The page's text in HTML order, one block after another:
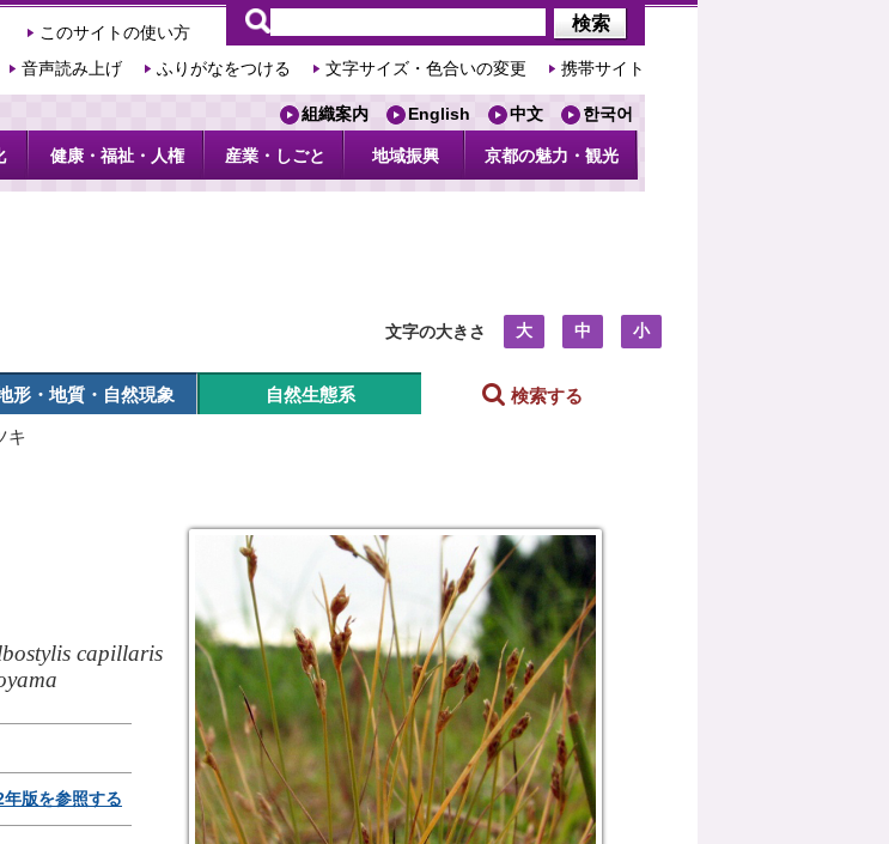
このサイトの使い方
音声読み上げ
ふりがなをつける 文字サイズ・色合いの変更 携帯サイト
組織案内 English 中文 한국어
健康・福祉・人権 産業・しごと 地域振興 京都の魅力・観光
文字の大きさ 大 中 小
形・地質・自然現象 自然生態系
検索する
キ
capillaris
年版を参照する